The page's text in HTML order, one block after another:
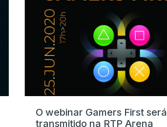
O webinar Gamers First será
transmitido na RTP Arena